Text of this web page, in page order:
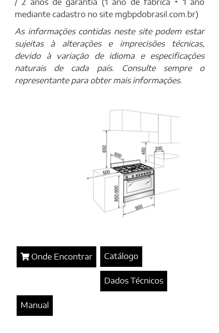
/ 2 anos de garantia (1 ano de fábrica + 1 ano
mediante cadastro no site mgbpdobrasil.com.br)
As informações contidas neste site podem estar
sujeitas à alterações e imprecisões técnicas,
devido à variação de idioma e especificações
naturais de cada país. Consulte sempre o
representante para obter mais informações.
Onde Encontrar Catálogo
Dados Técnicos
Manual